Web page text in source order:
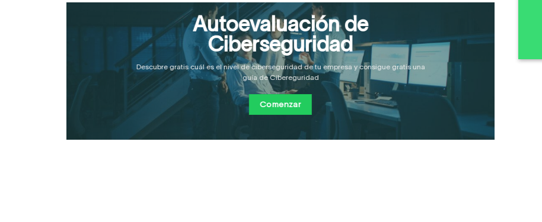
Autoevaluación de
Ciberseguridad
Descubre gratis cuál es el nivel de ciberseguridad de tu empresa y consigue gratis una
guía de Cibereguridad
Comenzar